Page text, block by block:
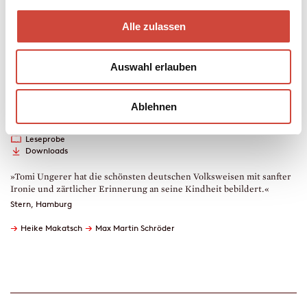
Alle zulassen
Auswahl erlauben
Ablehnen
erschienen am 27. Oktober 2009
978-3-257-80281-8
€ (D) 17.00 / sFr 23.00* / € (A) 17.00
* unverb. Preisempfehlung
Auch erhältlich als
Hörprobe
Leseprobe
Downloads
»Tomi Ungerer hat die schönsten deutschen Volksweisen mit sanfter
Ironie und zärtlicher Erinnerung an seine Kindheit bebildert.«
Stern, Hamburg
→ Heike Makatsch → Max Martin Schröder